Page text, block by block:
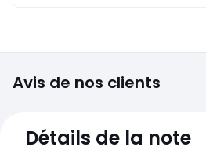
Avis de nos clients
4,3
Détails de la note